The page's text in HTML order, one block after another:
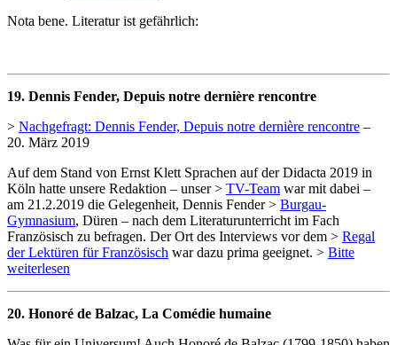
Nota bene. Literatur ist gefährlich:
19. Dennis Fender, Depuis notre dernière rencontre
> Nachgefragt: Dennis Fender, Depuis notre dernière rencontre –
20. März 2019
Auf dem Stand von Ernst Klett Sprachen auf der Didacta 2019 in
Köln hatte unsere Redaktion – unser > TV-Team war mit dabei –
am 21.2.2019 die Gelegenheit, Dennis Fender > Burgau-
Gymnasium, Düren – nach dem Literaturunterricht im Fach
Französisch zu befragen. Der Ort des Interviews vor dem > Regal
der Lektüren für Französisch war dazu prima geeignet. > Bitte
weiterlesen
20. Honoré de Balzac, La Comédie humaine